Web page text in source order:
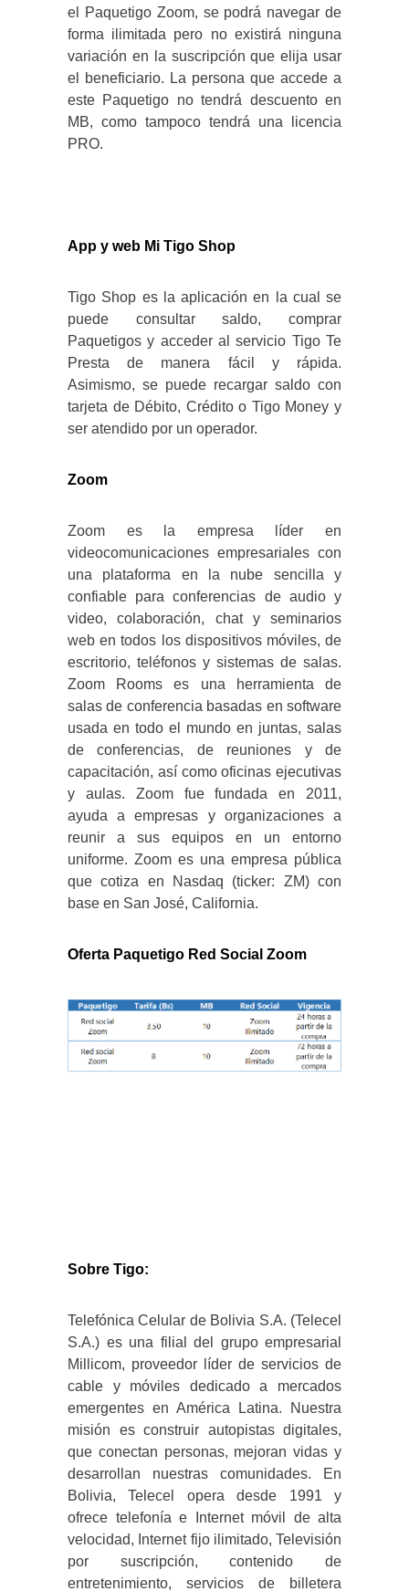
el Paquetigo Zoom, se podrá navegar de
forma ilimitada pero no existirá ninguna
variación en la suscripción que elija usar
el beneficiario. La persona que accede a
este Paquetigo no tendrá descuento en
MB, como tampoco tendrá una licencia
PRO.
App y web Mi Tigo Shop
Tigo Shop es la aplicación en la cual se
puede consultar saldo, comprar
Paquetigos y acceder al servicio Tigo Te
Presta de manera fácil y rápida.
Asimismo, se puede recargar saldo con
tarjeta de Débito, Crédito o Tigo Money y
ser atendido por un operador.
Zoom
Zoom es la empresa líder en
videocomunicaciones empresariales con
una plataforma en la nube sencilla y
confiable para conferencias de audio y
video, colaboración, chat y seminarios
web en todos los dispositivos móviles, de
escritorio, teléfonos y sistemas de salas.
Zoom Rooms es una herramienta de
salas de conferencia basadas en software
usada en todo el mundo en juntas, salas
de conferencias, de reuniones y de
capacitación, así como oficinas ejecutivas
y aulas. Zoom fue fundada en 2011,
ayuda a empresas y organizaciones a
reunir a sus equipos en un entorno
uniforme. Zoom es una empresa pública
que cotiza en Nasdaq (ticker: ZM) con
base en San José, California.
Oferta Paquetigo Red Social Zoom
Sobre Tigo:
Telefónica Celular de Bolivia S.A. (Telecel
S.A.) es una filial del grupo empresarial
Millicom, proveedor líder de servicios de
cable y móviles dedicado a mercados
emergentes en América Latina. Nuestra
misión es construir autopistas digitales,
que conectan personas, mejoran vidas y
desarrollan nuestras comunidades. En
Bolivia, Telecel opera desde 1991 y
ofrece telefonía e Internet móvil de alta
velocidad, Internet fijo ilimitado, Televisión
por suscripción, contenido de
entretenimiento, servicios de billetera